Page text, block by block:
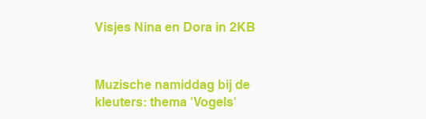
Visjes Nina en Dora in 2KB
Muzische namiddag bij de
kleuters: thema 'Vogels'